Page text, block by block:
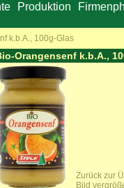
Produktion
k.b.A., 100g-Glas
Orangensenf k.b.A.,
Zurück zur
Bild